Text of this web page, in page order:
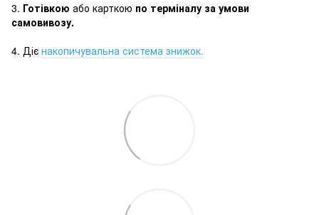
3. Готівкою або карткою по терміналу за умови
самовивозу.
4. Діє накопичувальна система знижок.